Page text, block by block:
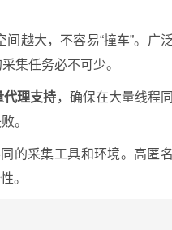
越大，不容易“撞车”。广泛
集任务必不可少。
代理支持，确保在大量线程同
。
的采集工具和环境。高匿名
。